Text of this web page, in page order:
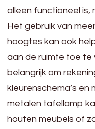
alleen functioneel is,
Het gebruik van
hoogtes kan ook
aan de ruimte toe te
belangrijk om
kleurenschema’s en
metalen tafellamp
houten meubels of